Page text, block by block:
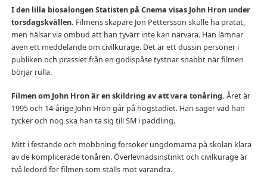
I den lilla biosalongen Statisten på Cnema visas John Hron under
torsdagskvällen. Filmens skapare Jon Pettersson skulle ha pratat,
men hälsar via ombud att han tyvärr inte kan närvara. Han lämnar
även ett meddelande om civilkurage. Det är ett dussin personer i
publiken och prasslet från en godispåse tystnar snabbt när filmen
börjar rulla.
Filmen om John Hron är en skildring av att vara tonåring. Året är
1995 och 14-årige John Hron går på högstadiet. Han säger vad han
tycker och nog ska han ta sig till SM i paddling.
Mitt i festande och mobbning försöker ungdomarna på skolan klara
av de komplicerade tonåren. Överlevnadsinstinkt och civilkurage är
två ledord för filmen som ställs mot varandra.